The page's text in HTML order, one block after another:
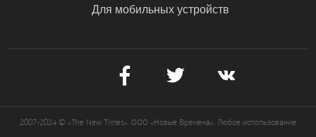
Для мобильных устройств
2007-2024 © «The New Times». ООО «Новые Времена». Любое использование